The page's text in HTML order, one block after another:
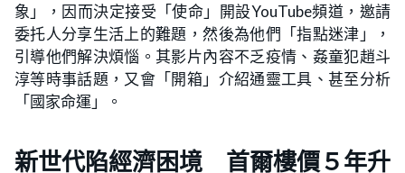
象」，因而決定接受「使命」開設YouTube頻道，邀請
委托人分享生活上的難題，然後為他們「指點迷津」，
引導他們解決煩惱。其影片內容不乏疫情、姦童犯趙斗
淳等時事話題，又會「開箱」介紹通靈工具、甚至分析
「國家命運」。
新世代陷經濟困境 首爾樓價５年升